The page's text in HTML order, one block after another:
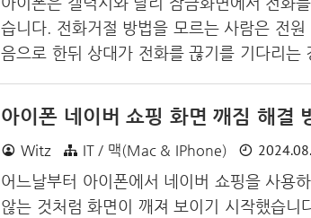
을 사용하여 지금 나오는 음악을 검색합니
색된 사진입니다. 다음으로 시리를 사용하
습니다. 전화거절 방법을 모르는 사람은 전
음으로 한뒤 상대가 전화를 끊기를 기다리
터치 - 잠금하여 통화 종료 방지를 해제합니
서 아이폰의 전원 버튼 두번은 애플페이의 단
가 오는 상황에서 아이폰은 전원 버튼 두번
동하지 않고 전화 거절이 되니 걱정없이 전원
아이폰 네이버 쇼핑 화면 깨짐 해결
Witz IT / 맥(Mac & IPhone)
어느날부터 아이폰에서 네이버 쇼핑을 사용
않는 것처럼 화면이 깨져 보이기 시작했습니